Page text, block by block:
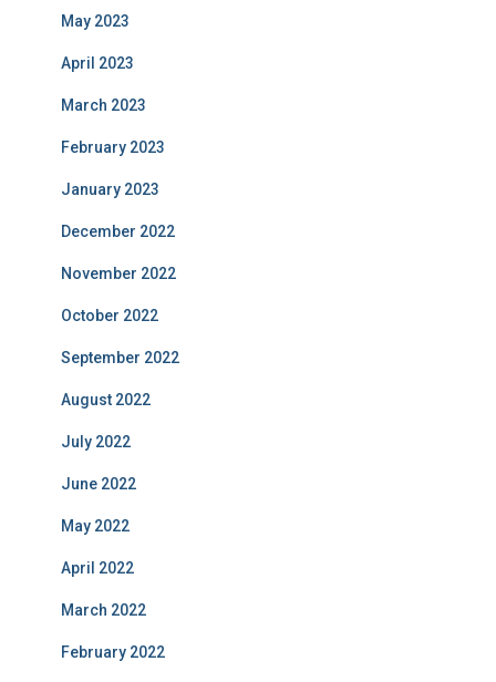
May 2023
April 2023
March 2023
February 2023
January 2023
December 2022
November 2022
October 2022
September 2022
August 2022
July 2022
June 2022
May 2022
April 2022
March 2022
February 2022